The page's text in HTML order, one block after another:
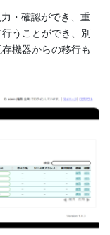
・確認ができ、重
うことができ、別
機器からの移行も